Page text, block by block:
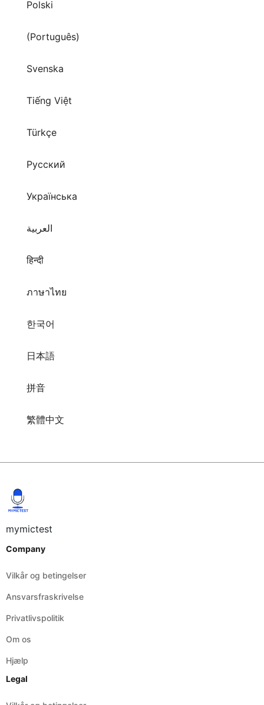
Polski
(Português)
Svenska
Tiếng Việt
Türkçe
Русский
Українська
العربية
हिन्दी
ภาษาไทย
한국어
日本語
拼音
繁體中文
mymictest
Company
Vilkår og betingelser
Ansvarsfraskrivelse
Privatlivspolitik
Om os
Hjælp
Legal